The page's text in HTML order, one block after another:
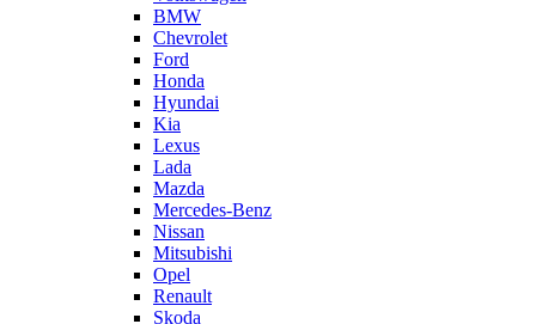
BMW
Chevrolet
Ford
Honda
Hyundai
Kia
Lexus
Lada
Mazda
Mercedes-Benz
Nissan
Mitsubishi
Opel
Renault
Skoda